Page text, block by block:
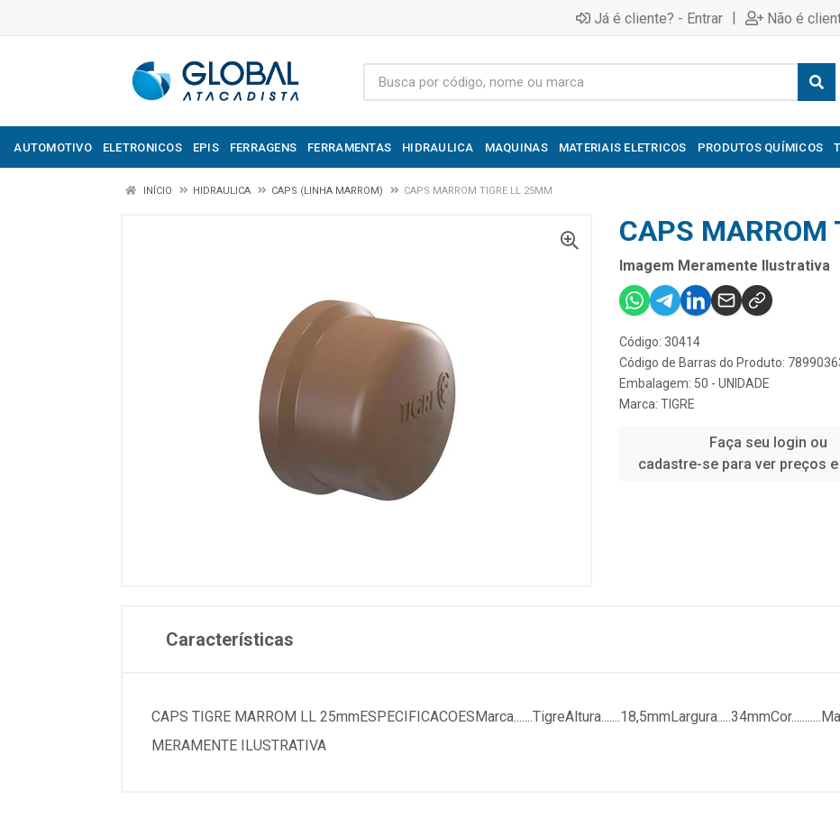
Já é cliente? - Entrar | Não é
AUTOMOTIVO ELETRONICOS EPIS FERRAGENS FERRAMENTAS HIDRAULICA MAQUINAS MATERIAIS ELETRICOS PRODUTOS QUÍMICOS
INÍCIO HIDRAULICA CAPS (LINHA MARROM) CAPS MARROM TIGRE LL 25MM
CAPS MARROM
Imagem Meramente Ilustrativa
Código: 30414
Código de Barras do Produto:
Embalagem: 50 - UNIDADE
Marca: TIGRE
Faça seu login ou
cadastre-se para ver preços
Características
CAPS TIGRE MARROM LL
MERAMENTE ILUSTRATIVA